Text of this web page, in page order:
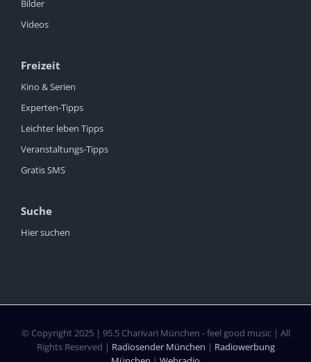
Bilder
Videos
Freizeit
Kino & Serien
Experten-Tipps
Leichter leben Tipps
Veranstaltungs-Tipps
Gratis SMS
Suche
Hier suchen
© Copyright 2025 | 95.5 Charivari München - feel good music | All
Rights Reserved | Radiosender München | Radiowerbung